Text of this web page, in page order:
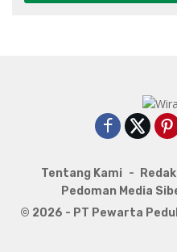
Tentang Kami
Pedoman Media
© 2026 - PT Pewarta